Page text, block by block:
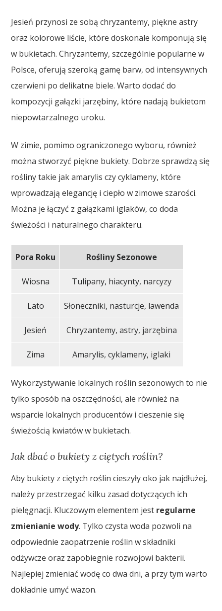
Jesień przynosi ze sobą chryzantemy, piękne astry
oraz kolorowe liście, które doskonale komponują się
w bukietach. Chryzantemy, szczególnie popularne w
Polsce, oferują szeroką gamę barw, od intensywnych
czerwieni po delikatne biele. Warto dodać do
kompozycji gałązki jarzębiny, które nadają bukietom
niepowtarzalnego uroku.
W zimie, pomimo ograniczonego wyboru, również
można stworzyć piękne bukiety. Dobrze sprawdzą się
rośliny takie jak amarylis czy cyklameny, które
wprowadzają elegancję i ciepło w zimowe szarości.
Można je łączyć z gałązkami iglaków, co doda
świeżości i naturalnego charakteru.
Pora Roku Rośliny Sezonowe
Wiosna Tulipany, hiacynty, narcyzy
Lato Słoneczniki, nasturcje, lawenda
Jesień Chryzantemy, astry, jarzębina
Zima Amarylis, cyklameny, iglaki
Wykorzystywanie lokalnych roślin sezonowych to nie
tylko sposób na oszczędności, ale również na
wsparcie lokalnych producentów i cieszenie się
świeżością kwiatów w bukietach.
Jak dbać o bukiety z ciętych roślin?
Aby bukiety z ciętych roślin cieszyły oko jak najdłużej,
należy przestrzegać kilku zasad dotyczących ich
pielęgnacji. Kluczowym elementem jest regularne
zmienianie wody. Tylko czysta woda pozwoli na
odpowiednie zaopatrzenie roślin w składniki
odżywcze oraz zapobiegnie rozwojowi bakterii.
Najlepiej zmieniać wodę co dwa dni, a przy tym warto
dokładnie umyć wazon.